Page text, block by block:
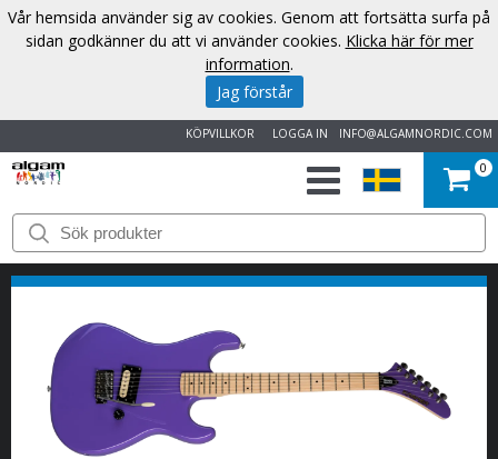
INFO@ALGAMNORDIC.COM
LOGGA IN
KÖPVILLKOR
START
VARUMÄRKEN
NYHETER
OM
OSS
0
Vår hemsida använder sig av cookies. Genom att fortsätta surfa på
sidan godkänner du att vi använder cookies. Klicka här för mer
information.
Jag förstår